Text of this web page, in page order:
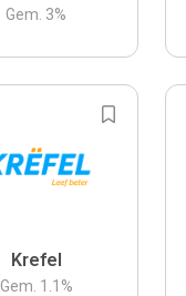
Gem. 3%
Krefel
Gem. 1.1 %